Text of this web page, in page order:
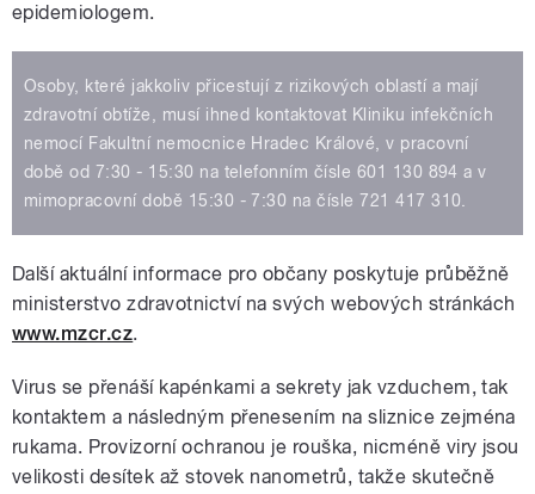
epidemiologem.
Osoby, které jakkoliv přicestují z rizikových oblastí a mají
zdravotní obtíže, musí ihned kontaktovat Kliniku infekčních
nemocí Fakultní nemocnice Hradec Králové, v pracovní
době od 7:30 - 15:30 na telefonním čísle 601 130 894 a v
mimopracovní době 15:30 - 7:30 na čísle 721 417 310.
Další aktuální informace pro občany poskytuje průběžně
ministerstvo zdravotnictví na svých webových stránkách
www.mzcr.cz.
Virus se přenáší kapénkami a sekrety jak vzduchem, tak
kontaktem a následným přenesením na sliznice zejména
rukama. Provizorní ochranou je rouška, nicméně viry jsou
velikosti desítek až stovek nanometrů, takže skutečně